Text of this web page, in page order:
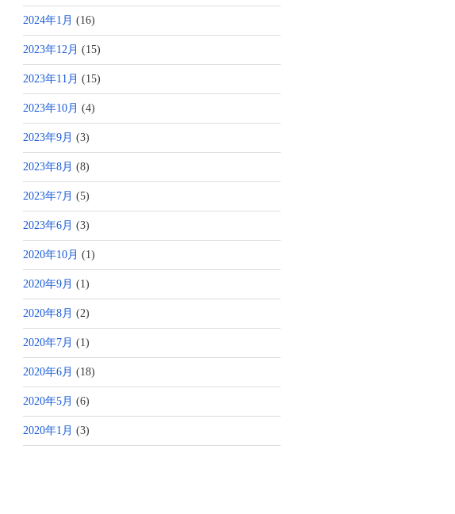
2024年1月 (16)
2023年12月 (15)
2023年11月 (15)
2023年10月 (4)
2023年9月 (3)
2023年8月 (8)
2023年7月 (5)
2023年6月 (3)
2020年10月 (1)
2020年9月 (1)
2020年8月 (2)
2020年7月 (1)
2020年6月 (18)
2020年5月 (6)
2020年1月 (3)